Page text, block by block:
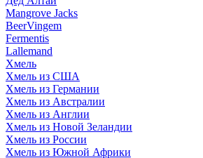
Mangrove Jacks
BeerVingem
Fermentis
Lallemand
Хмель
Хмель из США
Хмель из Германии
Хмель из Австралии
Хмель из Англии
Хмель из Новой Зеландии
Хмель из России
Хмель из Южной Африки